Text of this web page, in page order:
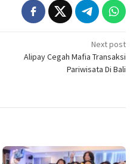
Next post
Alipay Cegah Mafia Transaksi
Pariwisata Di Bali